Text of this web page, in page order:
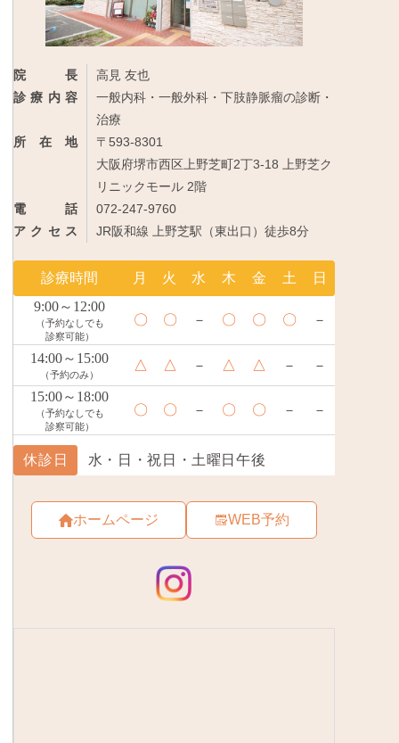
院長
高見 友也
診療内容
一般内科・一般外科・下肢静脈瘤の診断・
治療
所在地
〒593-8301
大阪府堺市西区上野芝町2丁3-18 上野芝ク
リニックモール 2階
電話
072-247-9760
アクセス
JR阪和線 上野芝駅（東出口）徒歩8分
ホームページ WEB予約